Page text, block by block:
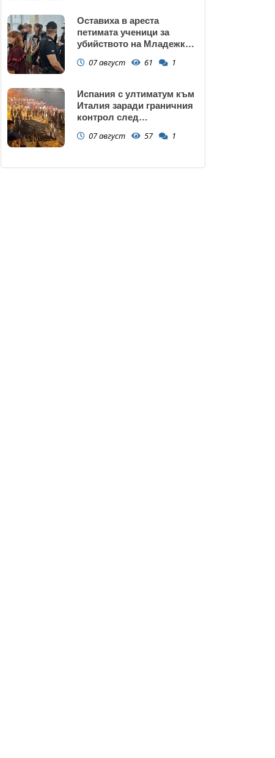
Оставиха в ареста
петимата ученици за
убийството на Младежкия
час, гаврили се с него и го
07 август 61 1
Испания с ултиматум към
Италия заради граничния
контрол след
07 август 57 1